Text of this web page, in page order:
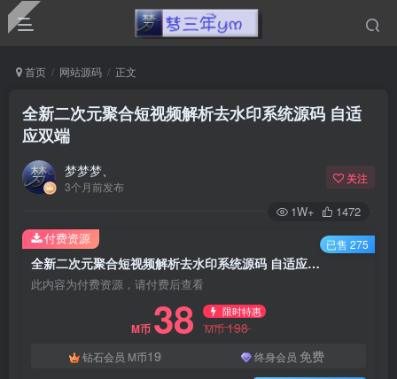
首页 网站源码 正文
全新二次元聚合短视频解析去水印系统源码 自适
应双端
梦梦梦、
3个月前发布
关注
1W+ 1472
全新二次元聚合短视频解析去水印系统源码 自适应双端
此内容为付费资源，请付费后查看
M币 38 限时特惠
M币198
钻石会员 M币19 终身会员 免费
付费资源 已售 275